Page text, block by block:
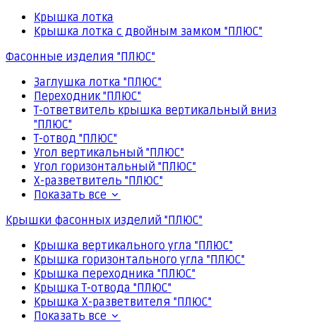
Крышка лотка
Крышка лотка с двойным замком "ПЛЮС"
Фасонные изделия "ПЛЮС"
Заглушка лотка "ПЛЮС"
Переходник "ПЛЮС"
Т-ответвитель крышка вертикальный вниз
"ПЛЮС"
Т-отвод "ПЛЮС"
Угол вертикальный "ПЛЮС"
Угол горизонтальный "ПЛЮС"
Х-разветвитель "ПЛЮС"
Показать все
Крышки фасонных изделий "ПЛЮС"
Крышка вертикального угла "ПЛЮС"
Крышка горизонтального угла "ПЛЮС"
Крышка переходника "ПЛЮС"
Крышка Т-отвода "ПЛЮС"
Крышка Х-разветвителя "ПЛЮС"
Показать все